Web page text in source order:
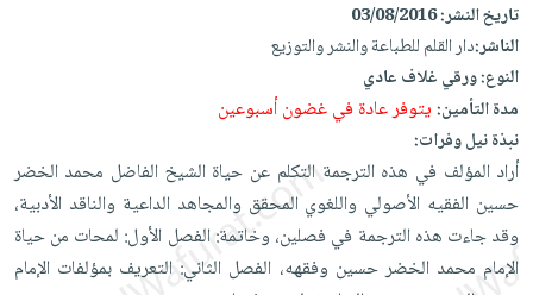
على
Android
تحميل
iKitab
على
Apple
على
Apple
جوائز
العناية
الشخصية
العناية
وتصفيف
الشعر
العناية
بالجسم
العناية
والسفرة
جديد
الكل
أواني
الطهي
أدوات
الخبز
أدوات
متجر
الهدايا
أقسام
الأكثر شحن
تاريخ النشر:03/08/2016
الناشر:دار القلم للطباعة والنشر والتوزيع
النوع:ورقي غلاف عادي
مدة التأمين:يتوفر عادة في غضون أسبوعين
نبذة نيل وفرات:
أراد المؤلف في هذه الترجمة التكلم عن حياة الشيخ الفاضل محمد الخضر
حسين الفقيه الأصولي واللغوي المحقق والمجاهد الداعية والناقد الأدبية،
وقد جاءت هذه الترجمة في فصلين، وخاتمة: الفصل الأول: لمحات من حياة
الإمام محمد الخضر حسين وفقهه، الفصل الثاني: التعريف بمؤلفات الإمام